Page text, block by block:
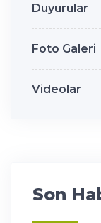
Duyurular
Foto Galeri
Videolar
Son